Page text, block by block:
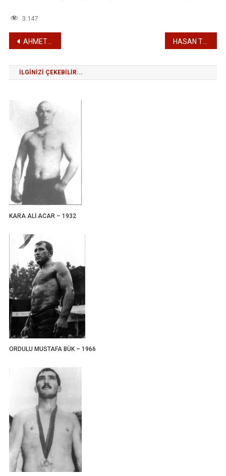
3.147
Yazı
gezinmesi
AHMET TAŞÇI – 2000
İLGINIZI ÇEKEBILIR...
KARA ALİ ACAR – 1932
ORDULU MUSTAFA BÜK – 1966